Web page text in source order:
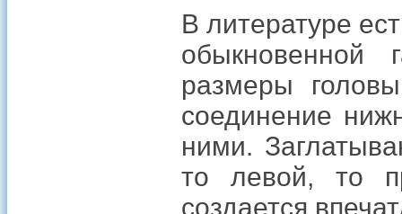
В литературе
обыкновенной
размеры
соединение
ними.
то левой, то
создается